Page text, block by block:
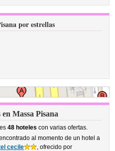
por estrellas
Massa Pisana
48 hoteles con varias ofertas.
al momento de un hotel a
cecile
, ofrecido por